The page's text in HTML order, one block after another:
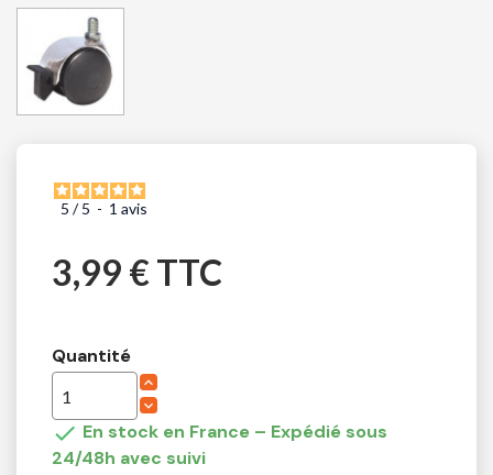
5 / 5 - 1 avis
3,99 € TTC
Quantité
 En stock en France – Expédié sous
24/48h avec suivi